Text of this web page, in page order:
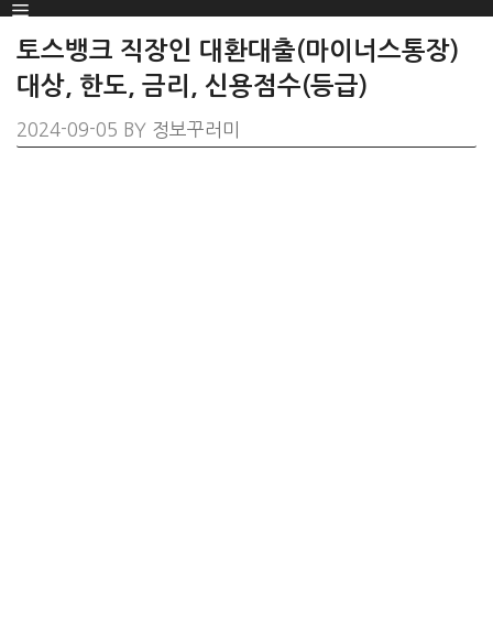
SKIP
TO
CONTENT
Menu
토스뱅크 직장인 대환대출(마이너스통장)
대상, 한도, 금리, 신용점수(등급)
2024-09-05 BY 정보꾸러미